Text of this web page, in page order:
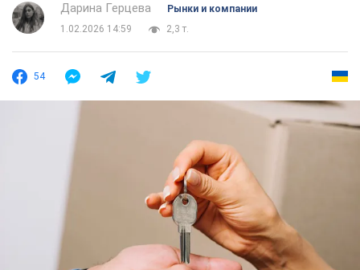
Дарина Герцева
Рынки и компании
1.02.2026 14:59
2,3 т.
54